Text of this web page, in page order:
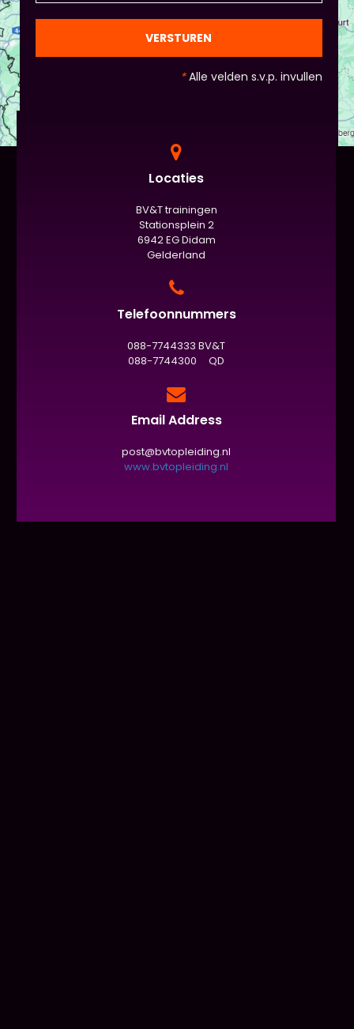
gezien de eindpresentaties van 5 minuten de
officiële/vaste werkvorm zijn. Voor beginners is het
evaluatieformulier niet :)
VERSTUREN
*Alle velden s.v.p. invullen
Locaties
BV&T trainingen
Stationsplein 2
6942 EG Didam
Gelderland
Telefoonnummers
088-7744333 BV&T
088-7744300 QD
Email Address
post@bvtopleiding.nl
www.bvtopleiding.nl